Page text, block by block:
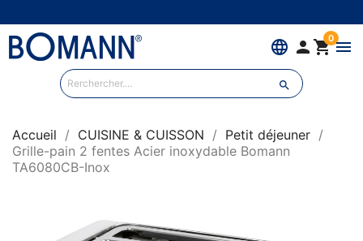
language  0menu

Accueil CUISINE & CUISSON
Petit déjeuner
Grille-pain 2 fentes Acier inoxydable Bomann
TA6080CB-Inox